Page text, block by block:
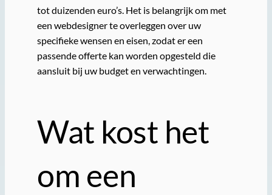
tot duizenden euro’s. Het is belangrijk om met
een webdesigner te overleggen over uw
specifieke wensen en eisen, zodat er een
passende offerte kan worden opgesteld die
aansluit bij uw budget en verwachtingen.
Wat kost het
om een